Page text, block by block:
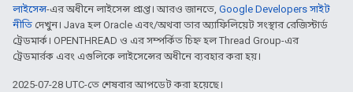
লাইসেন্স-এর অধীনে লাইসেন্স প্রাপ্ত। আরও জানতে, Google Developers সাইট
নীতি দেখুন। Java হল Oracle এবং/অথবা তার অ্যাফিলিয়েট সংস্থার রেজিস্টার্ড
ট্রেডমার্ক। OPENTHREAD ও এর সম্পর্কিত চিহ্ন হল Thread Group-এর
ট্রেডমার্রক এবং এগুলিকে লাইসেন্সের অধীনে ব্যবহার করা হয়।
2025-07-28 UTC-তে শেষবার আপডেট করা হয়েছে।